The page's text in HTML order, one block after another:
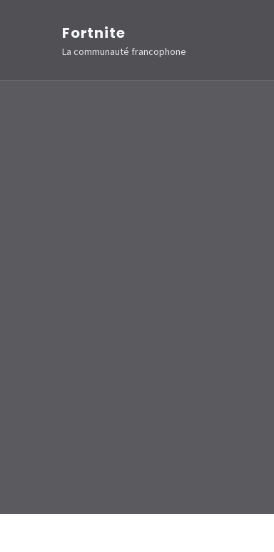
(Pressez
Fortnite
La communauté francophone